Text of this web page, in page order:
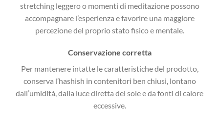
stretching leggero o momenti di meditazione possono
accompagnare l’esperienza e favorire una maggiore
percezione del proprio stato fisico e mentale.
Conservazione corretta
Per mantenere intatte le caratteristiche del prodotto,
conserva l’hashish in contenitori ben chiusi, lontano
dall’umidità, dalla luce diretta del sole e da fonti di calore
eccessive.